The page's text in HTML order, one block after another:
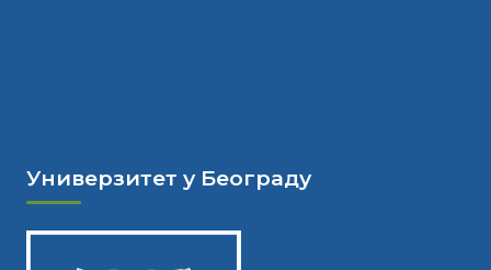
Универзитет у Београду